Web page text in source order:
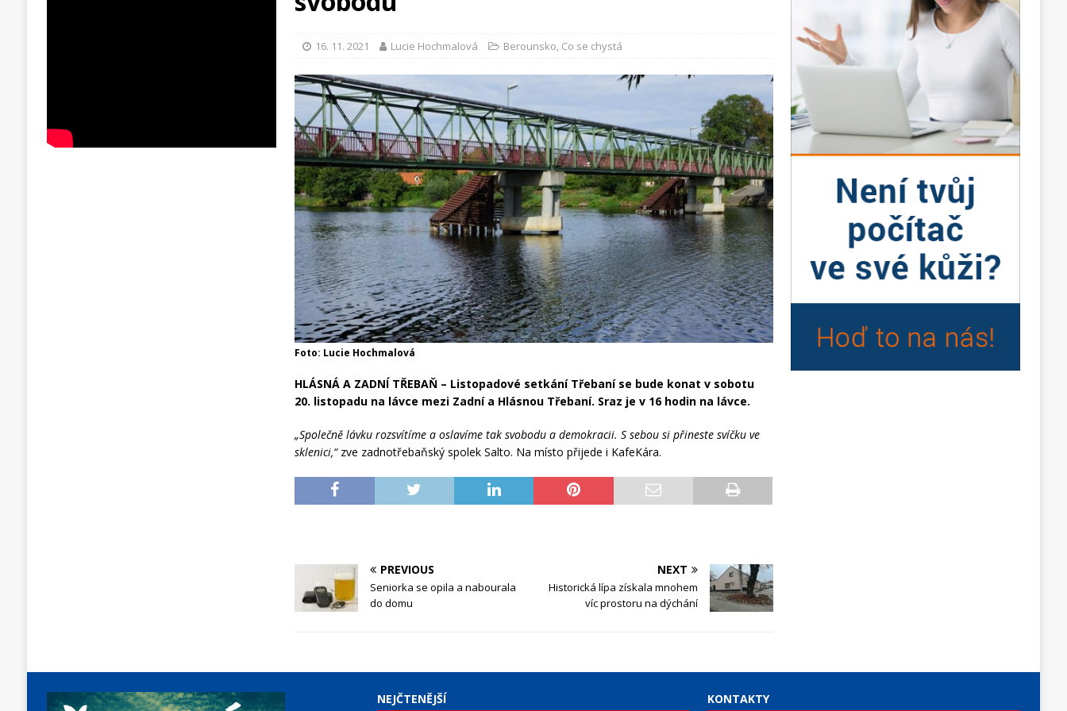
16. 11. 2021 Lucie Hochmalová Berounsko, Co se chystá
Foto: Lucie Hochmalová
HLÁSNÁ A ZADNÍ TŘEBAŇ – Listopadové setkání Třebaní se bude konat v sobotu
20. listopadu na lávce mezi Zadní a Hlásnou Třebaní. Sraz je v 16 hodin na lávce.
„Společně lávku rozsvítíme a oslavíme tak svobodu a demokracii. S sebou si přineste svíčku ve
sklenici,“zve zadnotřebaňský spolek Salto. Na místo přijede i KafeKára.
PREVIOUS
Seniorka se opila a nabourala
do domu
NEXT
Historická lípa získala mnohem
víc prostoru na dýchání
NEJČTENĚJŠÍ KONTAKTY